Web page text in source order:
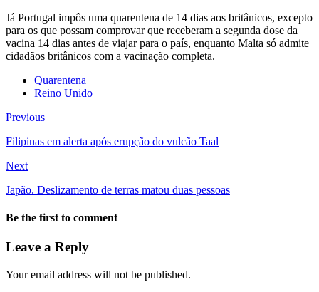
Já Portugal impôs uma quarentena de 14 dias aos britânicos, excepto
para os que possam comprovar que receberam a segunda dose da
vacina 14 dias antes de viajar para o país, enquanto Malta só admite
cidadãos britânicos com a vacinação completa.
Quarentena
Reino Unido
Previous
Filipinas em alerta após erupção do vulcão Taal
Next
Japão. Deslizamento de terras matou duas pessoas
Be the first to comment
Leave a Reply
Your email address will not be published.